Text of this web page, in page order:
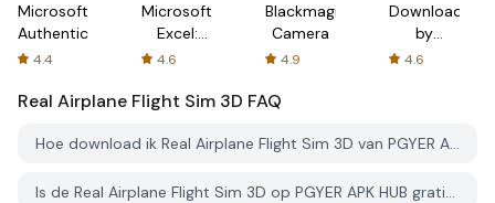
Microsoft
Authenticator
4.4
Microsoft
Excel:
Spreadsheets
4.6
Blackmagic
Camera
4.9
Downloader
by
AFTVnews
4.6
Real Airplane Flight Sim 3D FAQ
Hoe download ik Real Airplane Flight Sim 3D van PGYER APK HUB?
Is de Real Airplane Flight Sim 3D op PGYER APK HUB gratis te downloaden?